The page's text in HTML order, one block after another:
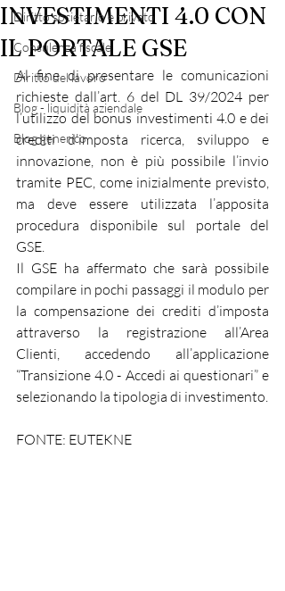
Diritto societario e privato
Consulenza fiscale
Diritto del lavoro
Blog - liquidità aziendale
Blog generico
INVESTIMENTI 4.0 CON
IL PORTALE GSE
Al fine di presentare le comunicazioni
richieste dall’art. 6 del DL 39/2024 per
l’utilizzo del bonus investimenti 4.0 e dei
crediti d’imposta ricerca, sviluppo e
innovazione, non è più possibile l’invio
tramite PEC, come inizialmente previsto,
ma deve essere utilizzata l’apposita
procedura disponibile sul portale del
GSE.
Il GSE ha affermato che sarà possibile
compilare in pochi passaggi il modulo per
la compensazione dei crediti d’imposta
attraverso la registrazione all’Area
Clienti, accedendo all’applicazione
“Transizione 4.0 - Accedi ai questionari” e
selezionando la tipologia di investimento.
FONTE: EUTEKNE